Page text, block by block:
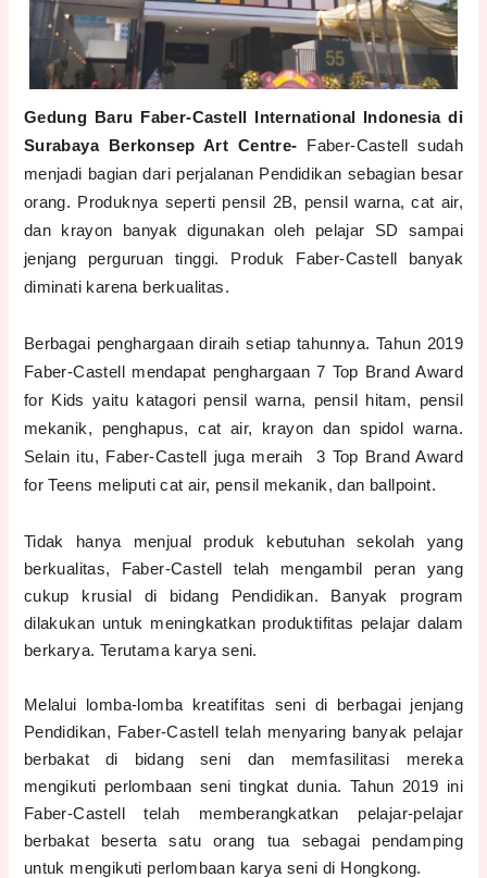
Gedung Baru Faber-Castell International Indonesia di
Surabaya Berkonsep Art Centre- Faber-Castell sudah
menjadi bagian dari perjalanan Pendidikan sebagian besar
orang. Produknya seperti pensil 2B, pensil warna, cat air,
dan krayon banyak digunakan oleh pelajar SD sampai
jenjang perguruan tinggi. Produk Faber-Castell banyak
diminati karena berkualitas.
Berbagai penghargaan diraih setiap tahunnya. Tahun 2019
Faber-Castell mendapat penghargaan 7 Top Brand Award
for Kids yaitu katagori pensil warna, pensil hitam, pensil
mekanik, penghapus, cat air, krayon dan spidol warna.
Selain itu, Faber-Castell juga meraih 3 Top Brand Award
for Teens meliputi cat air, pensil mekanik, dan ballpoint.
Tidak hanya menjual produk kebutuhan sekolah yang
berkualitas, Faber-Castell telah mengambil peran yang
cukup krusial di bidang Pendidikan. Banyak program
dilakukan untuk meningkatkan produktifitas pelajar dalam
berkarya. Terutama karya seni.
Melalui lomba-lomba kreatifitas seni di berbagai jenjang
Pendidikan, Faber-Castell telah menyaring banyak pelajar
berbakat di bidang seni dan memfasilitasi mereka
mengikuti perlombaan seni tingkat dunia. Tahun 2019 ini
Faber-Castell telah memberangkatkan pelajar-pelajar
berbakat beserta satu orang tua sebagai pendamping
untuk mengikuti perlombaan karya seni di Hongkong.